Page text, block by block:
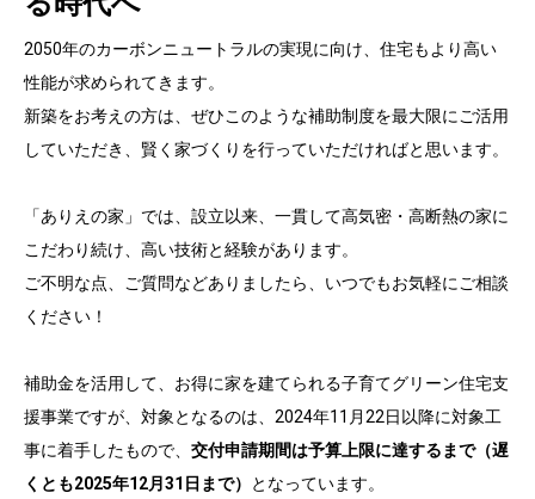
2050年のカーボンニュートラルの実現に向け、住宅もより高い
性能が求められてきます。
新築をお考えの方は、ぜひこのような補助制度を最大限にご活用
していただき、賢く家づくりを行っていただければと思います。
「ありえの家」では、設立以来、一貫して高気密・高断熱の家に
こだわり続け、高い技術と経験があります。
ご不明な点、ご質問などありましたら、いつでもお気軽にご相談
ください！
補助金を活用して、お得に家を建てられる子育てグリーン住宅支
援事業ですが、対象となるのは、2024年11月22日以降に対象工
事に着手したもので、 交付申請期間は予算上限に達するまで（遅
くとも2025年12月31日まで）
となっています。